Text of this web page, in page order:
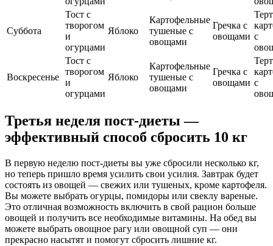
Суббота
Тост с
творогом
и
огурцами
Яблоко
Картофельные
тушеные с
овощами
Гречка с
овощами с
Воскресенье
Тост с
творогом
и
огурцами
Яблоко
Картофельные
тушеные с
овощами
Гречка с
овощами с
Третья неделя пост-диеты —
эффективный способ сбросить 10 кг
В первую неделю пост-диеты вы уже сбросили несколько кг,
но теперь пришло время усилить свои усилия. Завтрак будет
состоять из овощей — свежих или тушеных, кроме картофеля.
Вы можете выбрать огурцы, помидоры или свеклу вареные.
Это отличная возможность включить в свой рацион больше
овощей и получить все необходимые витамины. На обед вы
можете выбрать овощное рагу или овощной суп — они
прекрасно насытят и помогут сбросить лишние кг.